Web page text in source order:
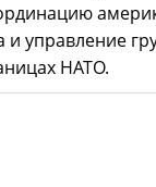
и управление
НАТО.